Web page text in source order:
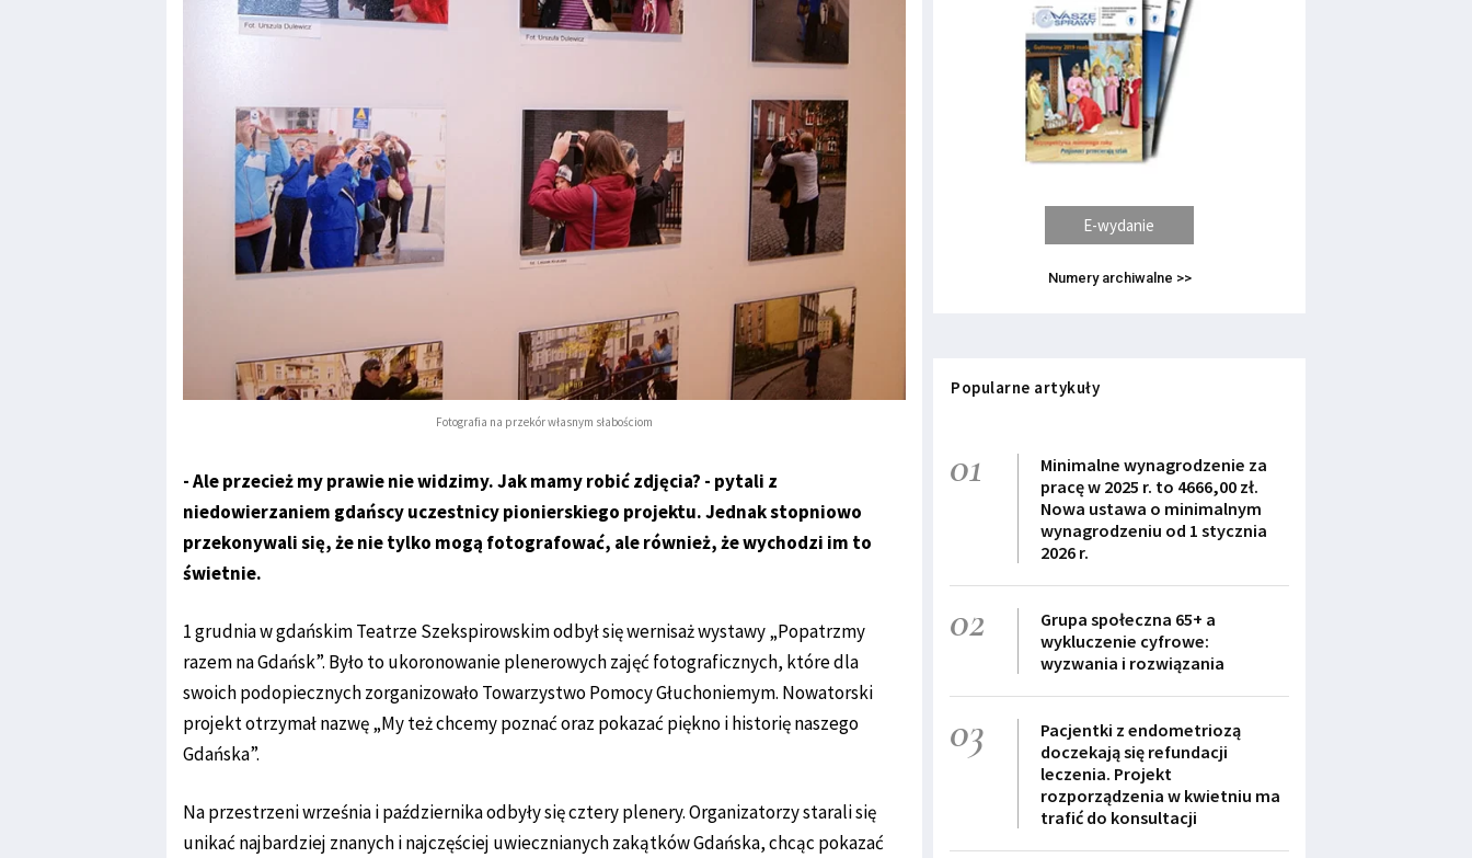
Fotografia na przekór własnym słabościom
- Ale przecież my prawie nie widzimy. Jak mamy robić zdjęcia? - pytali z
niedowierzaniem gdańscy uczestnicy pionierskiego projektu. Jednak stopniowo
przekonywali się, że nie tylko mogą fotografować, ale również, że wychodzi im to
świetnie.
1 grudnia w gdańskim Teatrze Szekspirowskim odbył się wernisaż wystawy „Popatrzmy
razem na Gdańsk”. Było to ukoronowanie plenerowych zajęć fotograficznych, które dla
swoich podopiecznych zorganizowało Towarzystwo Pomocy Głuchoniemym. Nowatorski
projekt otrzymał nazwę „My też chcemy poznać oraz pokazać piękno i historię naszego
Gdańska”.
Na przestrzeni września i października odbyły się cztery plenery. Organizatorzy starali się
unikać najbardziej znanych i najczęściej uwiecznianych zakątków Gdańska, chcąc pokazać
E-wydanie
Numery archiwalne >>
Popularne artykuły
01
Minimalne wynagrodzenie za
pracę w 2025 r. to 4666,00 zł.
Nowa ustawa o minimalnym
wynagrodzeniu od 1 stycznia
2026 r.
02
Grupa społeczna 65+ a
wykluczenie cyfrowe:
wyzwania i rozwiązania
03
Pacjentki z endometriozą
doczekają się refundacji
leczenia. Projekt
rozporządzenia w kwietniu ma
trafić do konsultacji